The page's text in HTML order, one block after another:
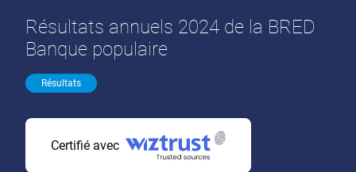
Résultats annuels 2024 de la BRED
Banque populaire
Résultats
Certifié avec